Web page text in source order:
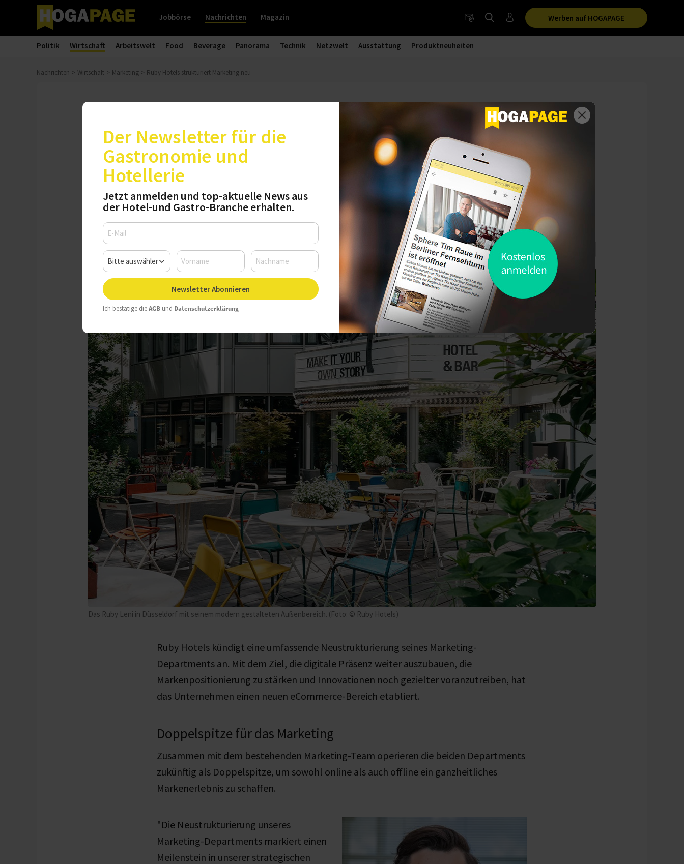
Werben auf HOGAPAGE
Jobbörse Nachrichten Magazin
Politik Wirtschaft Arbeitswelt Food Beverage Panorama Technik Netzwelt Ausstattung Produktneuheiten
Nachrichten Wirtschaft Marketing Ruby Hotels strukturiert Marketing neu
Ruby Hotels strukturiert Marketing neu
Das Ruby Leni in Düsseldorf mit seinem modern gestalteten Außenbereich. (Foto: © Ruby Hotels)
Dennis Forte als neuen Chef für den Bereich eCommerce und Tina Heyl, als neue
Direktorin für das Marketing obliegt es jetzt, die digitale Präsenz und
Marketingstrategie der Marke weiter auszubauen. Beide stehen unter der Obhut von
Daniella Boeken, Vice President Commercial.
Ruby Hotels kündigt eine umfassende Neustrukturierung seines Marketing-
Departments an. Mit dem Ziel, die digitale Präsenz weiter auszubauen, die
Markenpositionierung zu stärken und Innovationen noch gezielter voranzutreiben, hat
das Unternehmen einen neuen eCommerce-Bereich etabliert.
Doppelspitze für das Marketing
Zusammen mit dem bestehenden Marketing-Team operieren die beiden Departments
zukünftig als Doppelspitze, um sowohl online als auch offline ein ganzheitliches
Markenerlebnis zu schaffen.
"Die Neustrukturierung unseres
Marketing-Departments markiert einen
Meilenstein in unserer strategischen
Der Newsletter für die
Gastronomie und
Hotellerie
Jetzt anmelden und top-aktuelle News aus
der Hotel-und Gastro-Branche erhalten.
Newsletter Abonnieren
Ich bestätige dieAGB und Datenschutzerklärung